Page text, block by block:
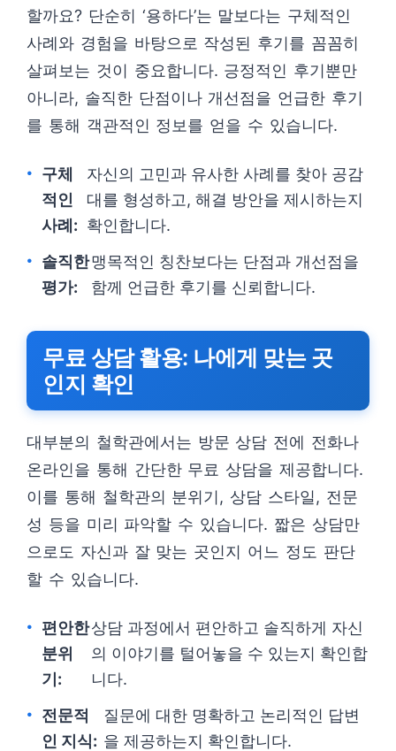
할까요? 단순히 ‘용하다’는 말보다는 구체적인
사례와 경험을 바탕으로 작성된 후기를 꼼꼼히
살펴보는 것이 중요합니다. 긍정적인 후기뿐만
아니라, 솔직한 단점이나 개선점을 언급한 후기
를 통해 객관적인 정보를 얻을 수 있습니다.
구체
적인
사례:
자신의 고민과 유사한 사례를 찾아 공감
대를 형성하고, 해결 방안을 제시하는지
확인합니다.
솔직한
평가:
맹목적인 칭찬보다는 단점과 개선점을
함께 언급한 후기를 신뢰합니다.
무료 상담 활용: 나에게 맞는 곳
인지 확인
대부분의 철학관에서는 방문 상담 전에 전화나
온라인을 통해 간단한 무료 상담을 제공합니다.
이를 통해 철학관의 분위기, 상담 스타일, 전문
성 등을 미리 파악할 수 있습니다. 짧은 상담만
으로도 자신과 잘 맞는 곳인지 어느 정도 판단
할 수 있습니다.
편안한
분위
기:
상담 과정에서 편안하고 솔직하게 자신
의 이야기를 털어놓을 수 있는지 확인합
니다.
전문적
인 지식:
질문에 대한 명확하고 논리적인 답변
을 제공하는지 확인합니다.